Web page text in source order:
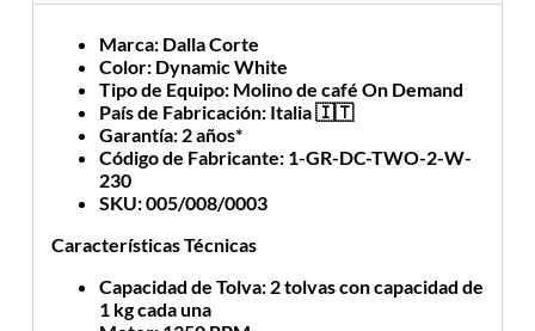
Marca: Dalla Corte
Color: Dynamic White
Tipo de Equipo: Molino de café On Demand
País de Fabricación: Italia 🇮🇹
Garantía: 2 años*
Código de Fabricante: 1-GR-DC-TWO-2-W-
230
SKU: 005/008/0003
Características Técnicas
Capacidad de Tolva: 2 tolvas con capacidad de
1 kg cada una